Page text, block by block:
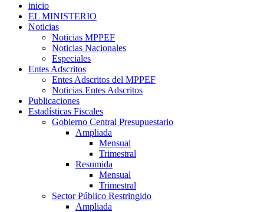
inicio
EL MINISTERIO
Noticias
Noticias MPPEF
Noticias Nacionales
Especiales
Entes Adscritos
Entes Adscritos del MPPEF
Noticias Entes Adscritos
Publicaciones
Estadísticas Fiscales
Gobierno Central Presupuestario
Ampliada
Mensual
Trimestral
Resumida
Mensual
Trimestral
Sector Público Restringido
Ampliada